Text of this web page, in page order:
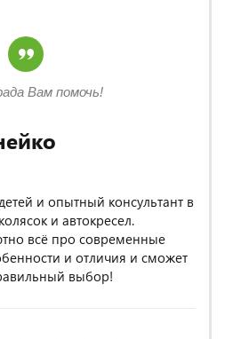
и опытный консультант в
и автокресел.
всё про современные
и отличия и сможет
выбор!
Вам помочь!